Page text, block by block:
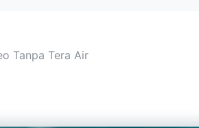
Tanpa Tera Air